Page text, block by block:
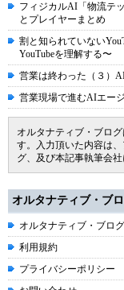
フィジカルAI「物流テ
とプレイヤーまとめ
割と知られていない
YouTubeを理解する〜
営業は終わった（３）
営業現場で進むAIエー
オルタナティブ・ブロ
す。入力頂いた内容は
グ、及び本記事執筆会社
オルタナティブ・ブ
オルタナティブ・ブロ
利用規約
プライバシーポリシー